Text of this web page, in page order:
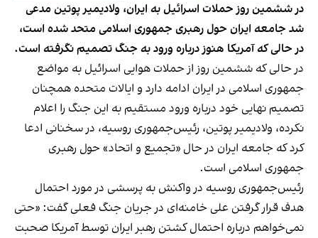
در ششمین روز حملات اسرائیل به ایران، ولادیمیر پوتین مدعی
شد جامعه ایران حول رهبری جمهوری اسلامی متحد شده است،
در حالی که آمریکا هنوز درباره ورود به جنگ تصمیم نگرفته است.
در حالی که ششمین روز از حملات هوایی اسرائیل به مواضع
جمهوری اسلامی در ایران ادامه دارد و ایالات متحده همچنان
تصمیم نهایی خود درباره ورود مستقیم به این جنگ را اعلام
نکرده، ولادیمیر پوتین، رئیس‌جمهوری روسیه، در سخنانی ادعا
کرد که جامعه ایران در حال «تجمیع و اتحاد» حول رهبری
جمهوری اسلامی است.
رئیس‌جمهوری روسیه در واکنش به پرسشی در مورد احتمال
هدف قرار گرفتن علی خامنه‌ای در جریان جنگ فعلی گفت: «حتی
نمی‌خواهم درباره احتمال کشتن رهبر ایران توسط آمریکا صحبت